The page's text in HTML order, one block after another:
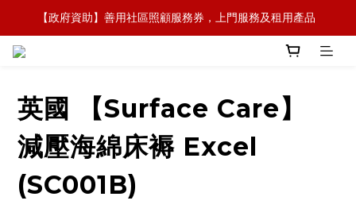
【全新概念】長者護理復康用品，可租可買，彈性選擇
【政府資助】善用社區照顧服務券，上門服務及租用產品
【全新概念】長者護理復康用品，可租可買，彈性選擇
英國 【Surface Care】
減壓海綿床褥 Excel
(SC001B)